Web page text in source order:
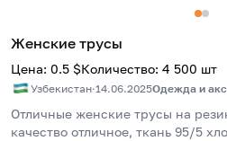
Женские трусы
Цена: 0.5 $Количество: 4 500 шт
Узбекистан·14.06.2025Одежда и
Отличные женские трусы на
качество отличное, ткань 95/5